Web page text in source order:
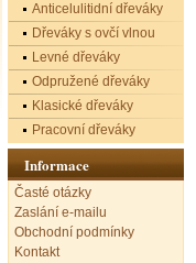
Anticelulitidní dřeváky
Dřeváky s ovčí vlnou
Levné dřeváky
Odpružené dřeváky
Klasické dřeváky
Pracovní dřeváky
Informace
Časté otázky
Zaslání e-mailu
Obchodní podmínky
Kontakt